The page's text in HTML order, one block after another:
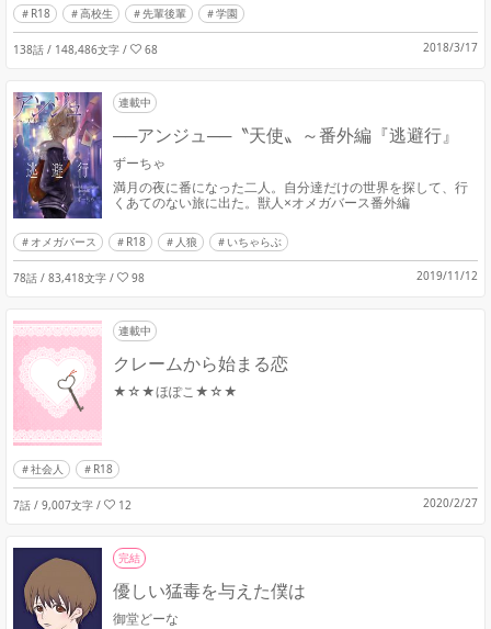
R18 高校生 先輩後輩 学園
138話 / 148,486文字 / 68 2018/3/17
連載中
──アンジュ──〝天使〟～番外編『逃避行』
ずーちゃ
満月の夜に番になった二人。自分達だけの世界を探して、行
くあてのない旅に出た。獣人×オメガバース番外編
オメガバース R18 人狼 いちゃらぶ
78話 / 83,418文字 / 98 2019/11/12
連載中
クレームから始まる恋
★☆★ほぽこ★☆★
社会人 R18
7話 / 9,007文字 / 12 2020/2/27
完結
優しい猛毒を与えた僕は
御堂どーな